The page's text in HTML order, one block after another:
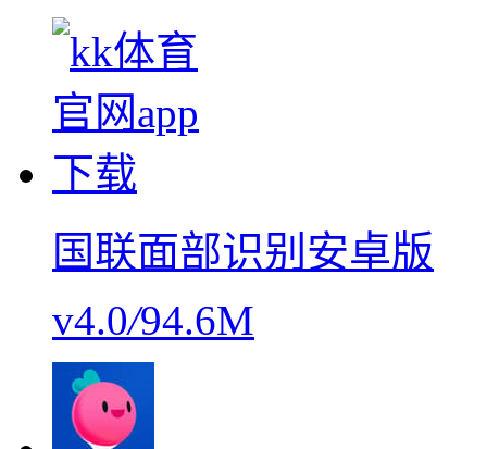
国联面部识别安卓版
v4.0/94.6M